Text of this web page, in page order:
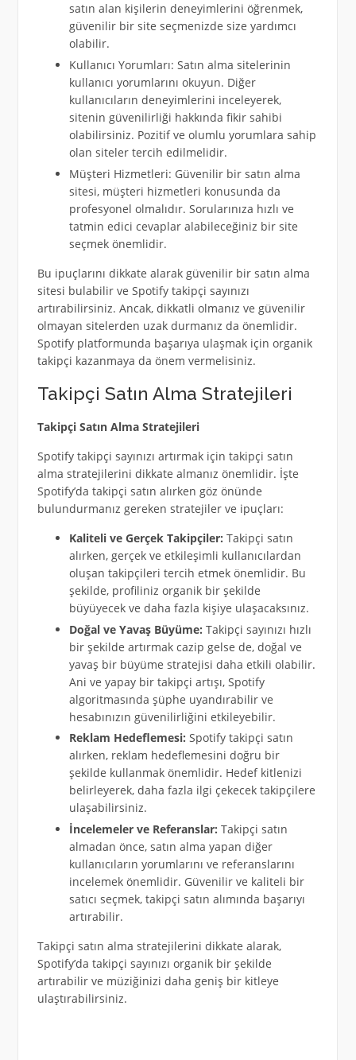
satın alan kişilerin deneyimlerini öğrenmek,
güvenilir bir site seçmenizde size yardımcı
olabilir.
Kullanıcı Yorumları: Satın alma sitelerinin
kullanıcı yorumlarını okuyun. Diğer
kullanıcıların deneyimlerini inceleyerek,
sitenin güvenilirliği hakkında fikir sahibi
olabilirsiniz. Pozitif ve olumlu yorumlara sahip
olan siteler tercih edilmelidir.
Müşteri Hizmetleri: Güvenilir bir satın alma
sitesi, müşteri hizmetleri konusunda da
profesyonel olmalıdır. Sorularınıza hızlı ve
tatmin edici cevaplar alabileceğiniz bir site
seçmek önemlidir.
Bu ipuçlarını dikkate alarak güvenilir bir satın alma
sitesi bulabilir ve Spotify takipçi sayınızı
artırabilirsiniz. Ancak, dikkatli olmanız ve güvenilir
olmayan sitelerden uzak durmanız da önemlidir.
Spotify platformunda başarıya ulaşmak için organik
takipçi kazanmaya da önem vermelisiniz.
Takipçi Satın Alma Stratejileri
Takipçi Satın Alma Stratejileri
Spotify takipçi sayınızı artırmak için takipçi satın
alma stratejilerini dikkate almanız önemlidir. İşte
Spotify’da takipçi satın alırken göz önünde
bulundurmanız gereken stratejiler ve ipuçları:
Kaliteli ve Gerçek Takipçiler: Takipçi satın
alırken, gerçek ve etkileşimli kullanıcılardan
oluşan takipçileri tercih etmek önemlidir. Bu
şekilde, profiliniz organik bir şekilde
büyüyecek ve daha fazla kişiye ulaşacaksınız.
Doğal ve Yavaş Büyüme: Takipçi sayınızı hızlı
bir şekilde artırmak cazip gelse de, doğal ve
yavaş bir büyüme stratejisi daha etkili olabilir.
Ani ve yapay bir takipçi artışı, Spotify
algoritmasında şüphe uyandırabilir ve
hesabınızın güvenilirliğini etkileyebilir.
Reklam Hedeflemesi: Spotify takipçi satın
alırken, reklam hedeflemesini doğru bir
şekilde kullanmak önemlidir. Hedef kitlenizi
belirleyerek, daha fazla ilgi çekecek takipçilere
ulaşabilirsiniz.
İncelemeler ve Referanslar: Takipçi satın
almadan önce, satın alma yapan diğer
kullanıcıların yorumlarını ve referanslarını
incelemek önemlidir. Güvenilir ve kaliteli bir
satıcı seçmek, takipçi satın alımında başarıyı
artırabilir.
Takipçi satın alma stratejilerini dikkate alarak,
Spotify’da takipçi sayınızı organik bir şekilde
artırabilir ve müziğinizi daha geniş bir kitleye
ulaştırabilirsiniz.